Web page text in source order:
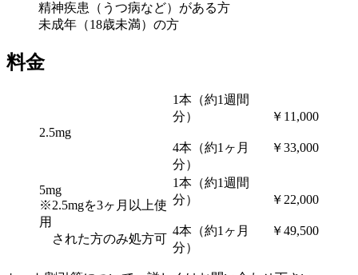
精神疾患（うつ病など）がある方
未成年（18歳未満）の方
料金
2.5mg
1本（約1週間
分）
4本（約1ヶ月
分）
￥11,000
￥33,000
5mg
※2.5mgを3ヶ月以上使
用
された方のみ処方可
1本（約1週間
分）
4本（約1ヶ月
分）
￥22,000
￥49,500